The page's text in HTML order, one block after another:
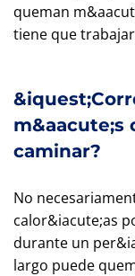
queman
tiene que
m&aacute;s
caminar?
No
calor&iacute;as
durante un
largo puede